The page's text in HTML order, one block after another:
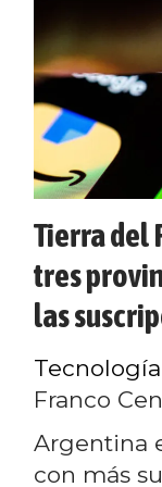
Tierra del
tres
las
Franco
Tecnología
Argentina
con más